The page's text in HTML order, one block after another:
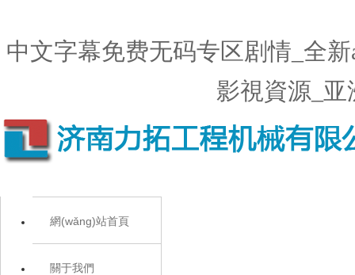
中文字幕免费无码专区剧情_全
影視資源_
網(wǎng)站首頁
關于我們